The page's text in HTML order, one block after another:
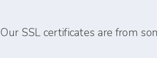
Our SSL certificates are from